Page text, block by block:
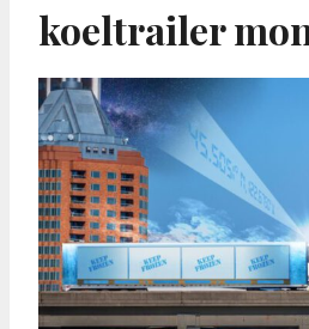
koeltrailer